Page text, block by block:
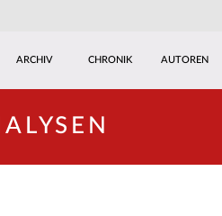
ARCHIV CHRONIK AUTOREN